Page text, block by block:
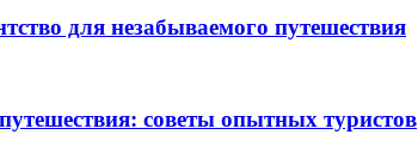
для незабываемого путешествия
советы опытных туристов